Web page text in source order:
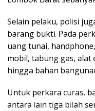
Selain pelaku, polisi
barang bukti. Pada
uang tunai,
mobil, tabung gas,
hingga bahan
Untuk perkara curas,
antara lain tiga bilah